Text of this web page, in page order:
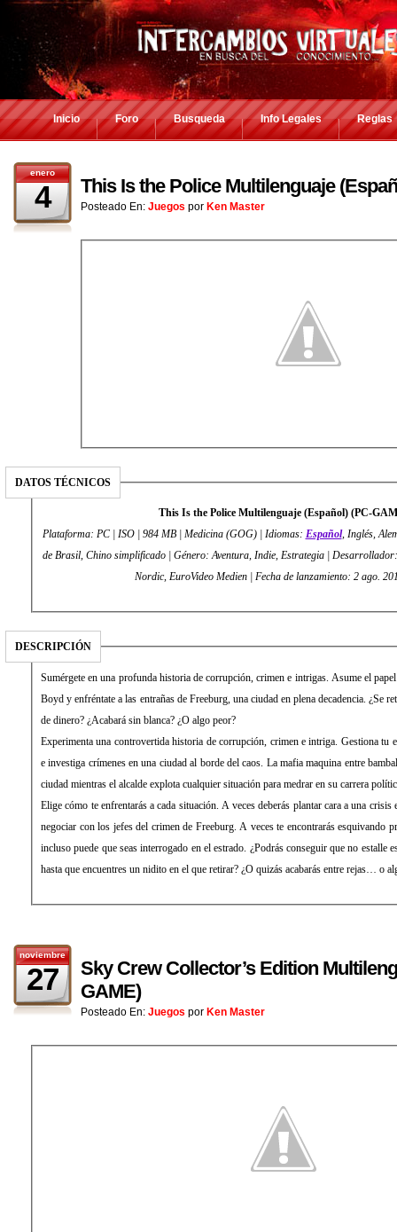
Inicio Foro Busqueda Info Legales Reglas
enero
4 This Is the Police Multilenguaje
Posteado En: Juegos por Ken Master
DATOS TÉCNICOS
This Is the Police Multilenguaje (Español) (PC-
Plataforma: PC | ISO | 984 MB | Medicina (GOG) | Idiomas: Español, Inglés,
de Brasil, Chino simplificado | Género: Aventura, Indie, Estrategia | Desarrollador: Weappy
Nordic, EuroVideo Medien | Fecha de lanzamiento: 2 ago.
DESCRIPCIÓN
Sumérgete en una profunda historia de corrupción, crimen e intrigas. Asume el
Boyd y enfréntate a las entrañas de Freeburg, una ciudad en plena decadencia. ¿Se
de dinero? ¿Acabará sin blanca? ¿O algo peor?
Experimenta una controvertida historia de corrupción, crimen e intriga. Gestiona tu
e investiga crímenes en una ciudad al borde del caos. La mafia maquina entre
ciudad mientras el alcalde explota cualquier situación para medrar en su carrera
Elige cómo te enfrentarás a cada situación. A veces deberás plantar cara a una
negociar con los jefes del crimen de Freeburg. A veces te encontrarás esquivando
incluso puede que seas interrogado en el estrado. ¿Podrás conseguir que no estalle
hasta que encuentres un nidito en el que retirar? ¿O quizás acabarás entre rejas… o
noviembre
27
Sky Crew Collector’s Edition
GAME)
Posteado En: Juegos por Ken Master